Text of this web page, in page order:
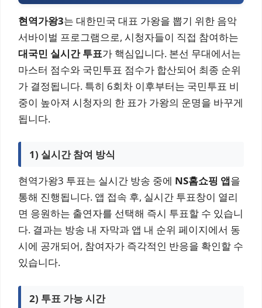
현역가왕3는 대한민국 대표 가왕을 뽑기 위한 음악
서바이벌 프로그램으로, 시청자들이 직접 참여하는
대국민 실시간 투표가 핵심입니다. 본선 무대에서는
마스터 점수와 국민투표 점수가 합산되어 최종 순위
가 결정됩니다. 특히 6회차 이후부터는 국민투표 비
중이 높아져 시청자의 한 표가 가왕의 운명을 바꾸게
됩니다.
1) 실시간 참여 방식
현역가왕3 투표는 실시간 방송 중에 NS홈쇼핑 앱을
통해 진행됩니다. 앱 접속 후, 실시간 투표창이 열리
면 응원하는 출연자를 선택해 즉시 투표할 수 있습니
다. 결과는 방송 내 자막과 앱 내 순위 페이지에서 동
시에 공개되어, 참여자가 즉각적인 반응을 확인할 수
있습니다.
2) 투표 가능 시간